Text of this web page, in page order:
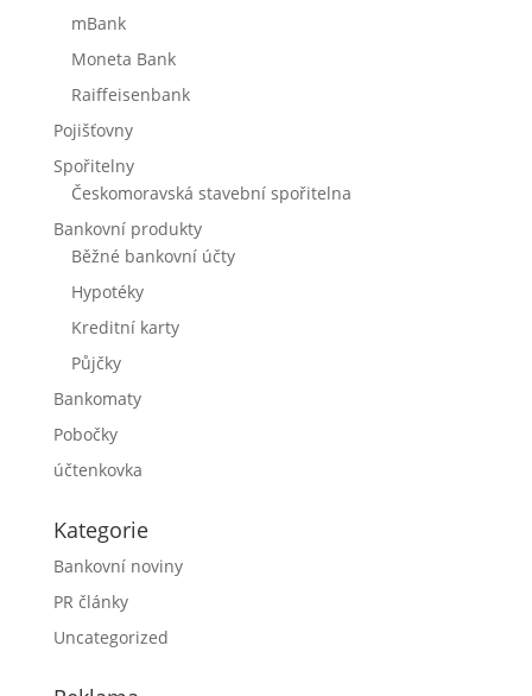
mBank
Moneta Bank
Raiffeisenbank
Pojišťovny
Spořitelny
Českomoravská stavební spořitelna
Bankovní produkty
Běžné bankovní účty
Hypotéky
Kreditní karty
Půjčky
Bankomaty
Pobočky
účtenkovka
Kategorie
Bankovní noviny
PR články
Uncategorized